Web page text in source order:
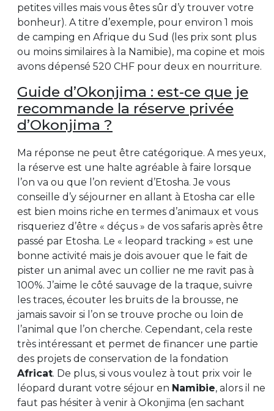
petites villes mais vous êtes sûr d’y trouver votre
bonheur). A titre d’exemple, pour environ 1 mois
de camping en Afrique du Sud (les prix sont plus
ou moins similaires à la Namibie), ma copine et mois
avons dépensé 520 CHF pour deux en nourriture.
Guide d’Okonjima : est-ce que je
recommande la réserve privée
d’Okonjima ?
Ma réponse ne peut être catégorique. A mes yeux,
la réserve est une halte agréable à faire lorsque
l’on va ou que l’on revient d’Etosha. Je vous
conseille d’y séjourner en allant à Etosha car elle
est bien moins riche en termes d’animaux et vous
risqueriez d’être « déçus » de vos safaris après être
passé par Etosha. Le « leopard tracking » est une
bonne activité mais je dois avouer que le fait de
pister un animal avec un collier ne me ravit pas à
100%. J’aime le côté sauvage de la traque, suivre
les traces, écouter les bruits de la brousse, ne
jamais savoir si l’on se trouve proche ou loin de
l’animal que l’on cherche. Cependant, cela reste
très intéressant et permet de financer une partie
des projets de conservation de la fondation
Africat. De plus, si vous voulez à tout prix voir le
léopard durant votre séjour en Namibie, alors il ne
faut pas hésiter à venir à Okonjima (en sachant